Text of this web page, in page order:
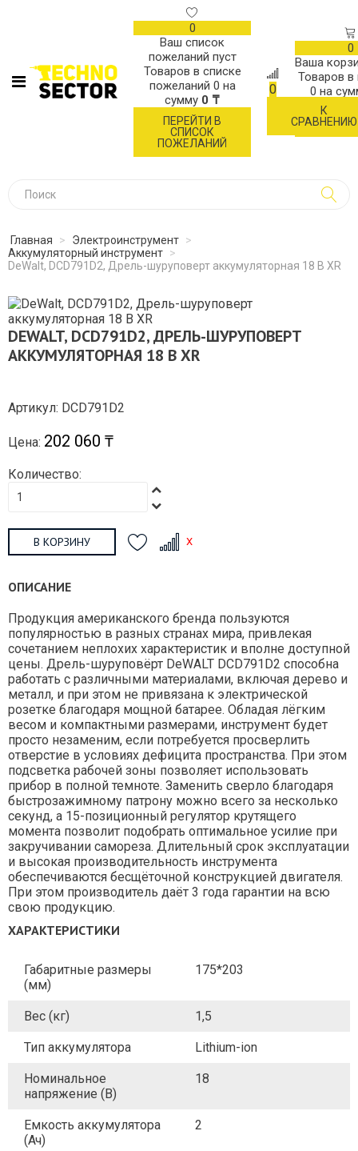
0
Ваш список
пожеланий пуст
Товаров в списке
пожеланий 0 на
сумму 0 ₸
ПЕРЕЙТИ В
СПИСОК
ПОЖЕЛАНИЙ
0
К
СРАВНЕНИЮ
0
Ваша
Товаров в
0 на
Главная > Электроинструмент >
Аккумуляторный инструмент >
DeWalt, DCD791D2, Дрель-шуруповерт аккумуляторная 18 В XR
DEWALT, DCD791D2, ДРЕЛЬ-ШУРУПОВЕРТ
АККУМУЛЯТОРНАЯ 18 В XR
Артикул: DCD791D2
Цена: 202 060 ₸
Количество:
В КОРЗИНУ
ОПИСАНИЕ
Продукция американского бренда пользуются
популярностью в разных странах мира, привлекая
сочетанием неплохих характеристик и вполне доступной
цены. Дрель-шуруповёрт DeWALT DCD791D2 способна
работать с различными материалами, включая дерево и
металл, и при этом не привязана к электрической
розетке благодаря мощной батарее. Обладая лёгким
весом и компактными размерами, инструмент будет
просто незаменим, если потребуется просверлить
отверстие в условиях дефицита пространства. При этом
подсветка рабочей зоны позволяет использовать
прибор в полной темноте. Заменить сверло благодаря
быстрозажимному патрону можно всего за несколько
секунд, а 15-позиционный регулятор крутящего
момента позволит подобрать оптимальное усилие при
закручивании самореза. Длительный срок эксплуатации
и высокая производительность инструмента
обеспечиваются бесщёточной конструкцией двигателя.
При этом производитель даёт 3 года гарантии на всю
свою продукцию.
ХАРАКТЕРИСТИКИ
Габаритные размеры
(мм)
175*203
Вес (кг) 1,5
Тип аккумулятора Lithium-ion
Номинальное
напряжение (В)
18
Емкость аккумулятора
(Ач)
2